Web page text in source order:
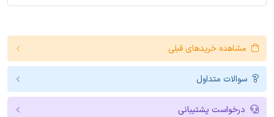
مشاهده خریدهای قبلی
سوالات متداول
درخواست پشتیبانی